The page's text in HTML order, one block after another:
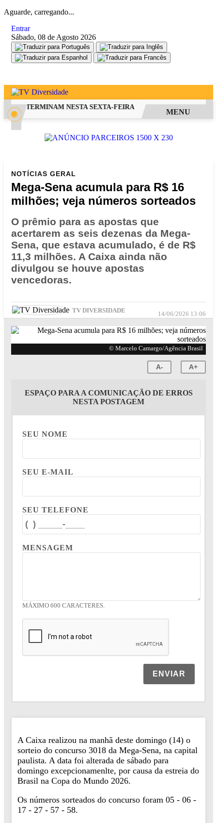
Aguarde, carregando...
Entrar
Sábado, 08 de Agosto 2026
TERMINAM NESTA SEXTA-FEIRA SAIBA COMO PEDIR
MENU
NOTÍCIAS GERAL
Mega-Sena acumula para R$ 16
milhões; veja números sorteados
O prêmio para as apostas que
acertarem as seis dezenas da Mega-
Sena, que estava acumulado, é de R$
11,3 milhões. A Caixa ainda não
divulgou se houve apostas
vencedoras.
TV DIVERSIDADE 14/06/2026 13:06
© Marcelo Camargo/Agência Brasil
A- A+
ESPAÇO PARA A COMUNICAÇÃO DE ERROS
NESTA POSTAGEM
SEU NOME
SEU E-MAIL
SEU TELEFONE
MENSAGEM
MÁXIMO 600 CARACTERES.
ENVIAR
A Caixa realizou na manhã deste domingo (14) o
sorteio do concurso 3018 da Mega-Sena, na capital
paulista. A data foi alterada de sábado para
domingo excepcionamenlte, por causa da estreia do
Brasil na Copa do Mundo 2026.
Os números sorteados do concurso foram 05 - 06 -
17 - 27 - 57 - 58.